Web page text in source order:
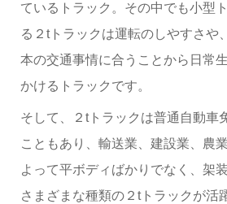
ているトラック。その中でも小型
る２tトラックは運転のしやすさや
本の交通事情に合うことから日常
かけるトラックです。
そして、２tトラックは普通自動車
こともあり、 輸送業、建設業、農
よって平ボディばかりでなく、架
さまざまな種類の２tトラックが活